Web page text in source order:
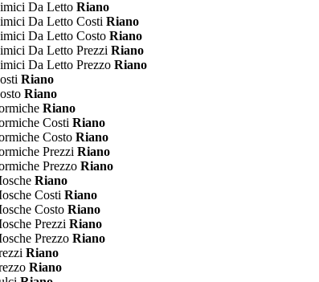
Da Letto Riano
Da Letto Costi Riano
Da Letto Costo Riano
Da Letto Prezzi Riano
Da Letto Prezzo Riano
Riano
Riano
Riano
Costi Riano
Costo Riano
Prezzi Riano
Prezzo Riano
Riano
Costi Riano
Costo Riano
Prezzi Riano
Prezzo Riano
Riano
Riano